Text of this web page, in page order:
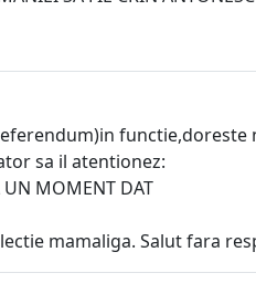
sa il atentionez:
UN MOMENT DAT
mamaliga. Salut fara